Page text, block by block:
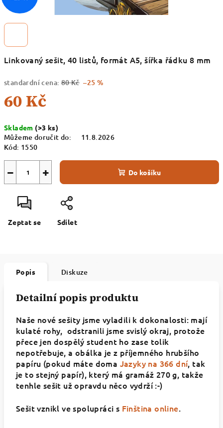
Linkovaný sešit, 40 listů, formát A5, šířka řádku 8 mm
standardní cena: 80 Kč –25 %
60 Kč
cena:
Skladem (>3 ks)
Můžeme doručit do:
11.8.2026
Kód: 1550
+
− Do košíku
Zeptat se Sdílet
Popis Diskuze
Detailní popis produktu
Naše nové sešity jsme vyladili k dokonalosti: mají
kulaté rohy, odstranili jsme svislý okraj, protože
přece jen dospělý student ho zase tolik
nepotřebuje, a obálka je z příjemného hrubšího
papíru (pokud máte doma Jazyky na 366 dní, tak
je to stejný papír), který má gramáž 270 g, takže
tenhle sešit už opravdu něco vydrží :-)
Sešit vznikl ve spolupráci s Finština online.